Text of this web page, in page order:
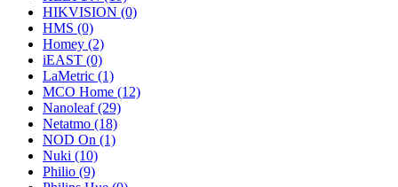
HIKVISION (0)
HMS (0)
Homey (2)
iEAST (0)
LaMetric (1)
MCO Home (12)
Nanoleaf(29)
Netatmo (18)
NOD On (1)
Nuki (10)
Philio (9)